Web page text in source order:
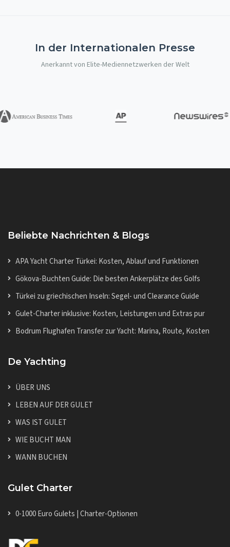
In der Internationalen Presse
Anerkannt von Elite-Mediennetzwerken der Welt
Beliebte Nachrichten & Blogs
APA Yacht Charter Türkei: Kosten, Ablauf und Funktionen
Gökova-Buchten Guide: Die besten Ankerplätze des Golfs
Türkei zu griechischen Inseln: Segel- und Clearance Guide
Gulet-Charter inklusive: Kosten, Leistungen und Extras pur
Bodrum Flughafen Transfer zur Yacht: Marina, Route, Kosten
De Yachting
ÜBER UNS
LEBEN AUF DER GULET
WAS IST GULET
WIE BUCHT MAN
WANN BUCHEN
Gulet Charter
0-1000 Euro Gulets | Charter-Optionen